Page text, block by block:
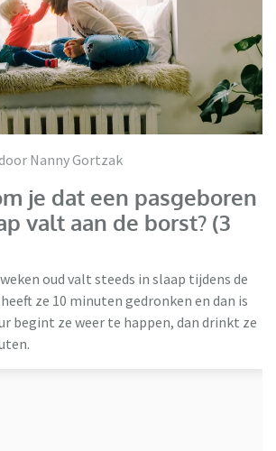
Nanny Gortzak
je dat een pasgeboren
valt aan de borst? (3
oud valt steeds in slaap tijdens de
ze 10 minuten gedronken en dan is
begint ze weer te happen, dan drinkt ze